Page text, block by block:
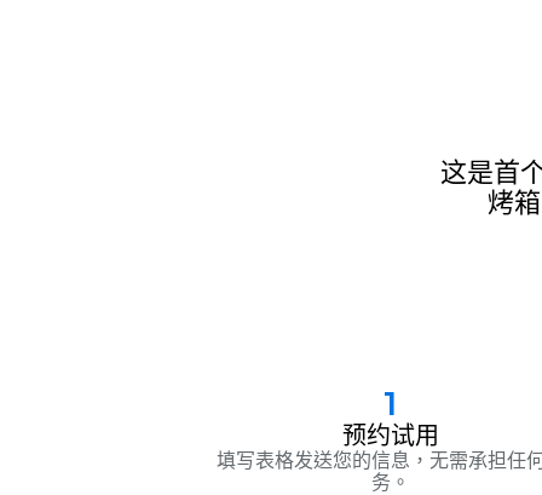
这是首
烤
1
预约试用
填写表格发送您的信息，无需承担任
务。